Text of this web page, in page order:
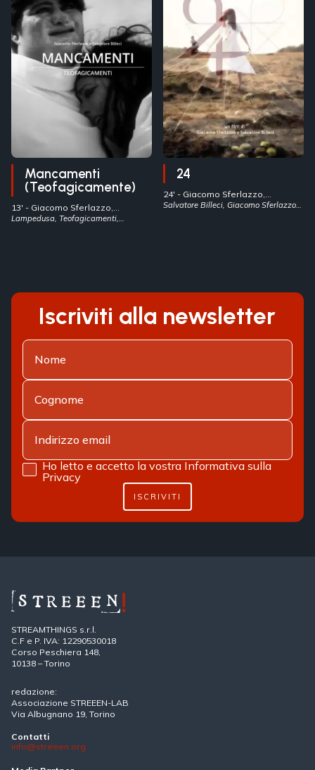
Mancamenti
(Teofagicamente)
13' - Giacomo Sferlazzo,
Salvatore Billeci
- Italia
Lampedusa, Teofagicamenti,
24
24' - Giacomo Sferlazzo,
Salvatore Billeci
- Italia
Salvatore Billeci, Giacomo Sferlazzo,
Iscriviti alla newsletter
Ho letto e accetto la vostra Informativa sulla
Privacy
ISCRIVITI
STREAMTHINGS s.r.l.
C.F e P. IVA: 12290530018
Corso Peschiera 148,
10138 – Torino
redazione:
Associazione STREEEN-LAB
Via Albugnano 19, Torino
Contatti
info@streeen.org